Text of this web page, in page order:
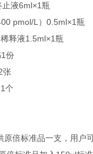
止液6ml×1瓶
pmol/L） 0.5ml×1瓶
释液1.5ml×1瓶
1份
张
1个
原倍标准品一支，用户